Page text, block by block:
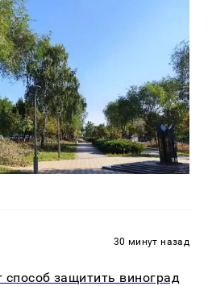
30 минут назад
защитить виноград